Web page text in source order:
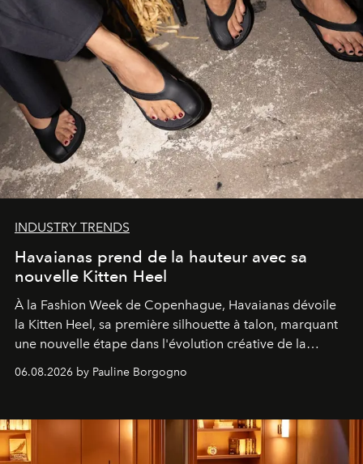
INDUSTRY TRENDS
Havaianas prend de la hauteur avec sa
nouvelle Kitten Heel
À la Fashion Week de Copenhague, Havaianas dévoile
la Kitten Heel, sa première silhouette à talon, marquant
une nouvelle étape dans l'évolution créative de la
06.08.2026 by Pauline Borgogno